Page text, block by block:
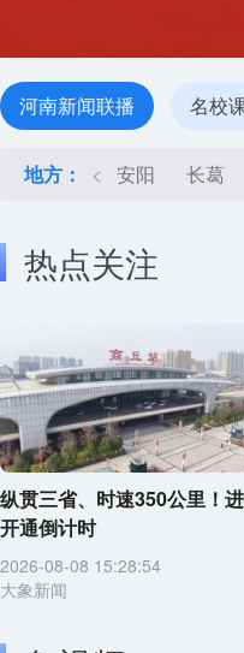
河南新闻联播 名校
地方： < 安阳 长葛
热点关注
纵贯三省、时速350公里！
开通倒计时
2026-08-08 15:28:54
大象新闻